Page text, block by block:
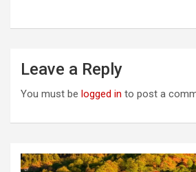
Leave a Reply
You must be logged in to post a